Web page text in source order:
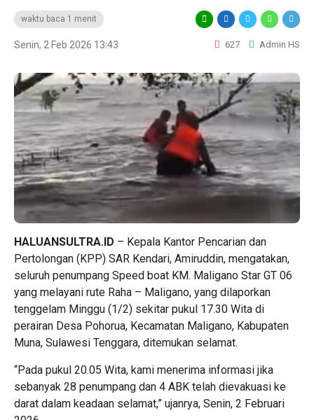
waktu baca 1 menit
Senin, 2 Feb 2026 13:43 627 Admin HS
HALUANSULTRA.ID – Kepala Kantor Pencarian dan
Pertolongan (KPP) SAR Kendari, Amiruddin, mengatakan,
seluruh penumpang Speed boat KM. Maligano Star GT 06
yang melayani rute Raha – Maligano, yang dilaporkan
tenggelam Minggu (1/2) sekitar pukul 17.30 Wita di
perairan Desa Pohorua, Kecamatan Maligano, Kabupaten
Muna, Sulawesi Tenggara, ditemukan selamat.
“Pada pukul 20.05 Wita, kami menerima informasi jika
sebanyak 28 penumpang dan 4 ABK telah dievakuasi ke
darat dalam keadaan selamat,” ujanrya, Senin, 2 Februari